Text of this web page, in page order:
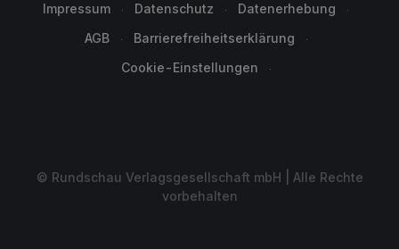
Impressum Datenschutz
Datenerhebung
AGB
Barrierefreiheitserklärung
Cookie-Einstellungen
© Rundschau Verlagsgesellschaft mbH | Alle Rechte
vorbehalten